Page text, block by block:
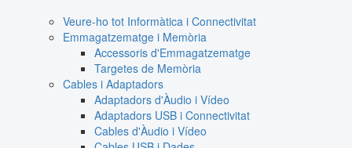
Veure-ho tot Informàtica i Connectivitat
Emmagatzematge i Memòria
Accessoris d'Emmagatzematge
Targetes de Memòria
Cables i Adaptadors
Adaptadors d'Àudio i Vídeo
Adaptadors USB i Connectivitat
Cables d'Àudio i Vídeo